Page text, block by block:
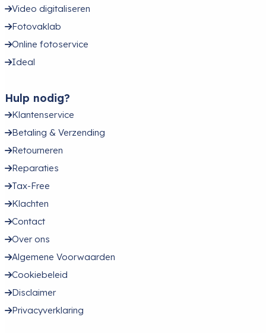
Video digitaliseren
Fotovaklab
Online fotoservice
Ideal
Hulp nodig?
Klantenservice
Betaling & Verzending
Retourneren
Reparaties
Tax-Free
Klachten
Contact
Over ons
Algemene Voorwaarden
Cookiebeleid
Disclaimer
Privacyverklaring